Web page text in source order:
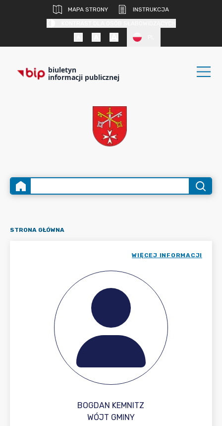
MAPA STRONY
INSTRUKCJA
biuletyn
informacji publicznej
STRONA GŁÓWNA
BOGDAN KEMNITZ
WIĘCEJ INFORMACJI
WÓJT GMINY